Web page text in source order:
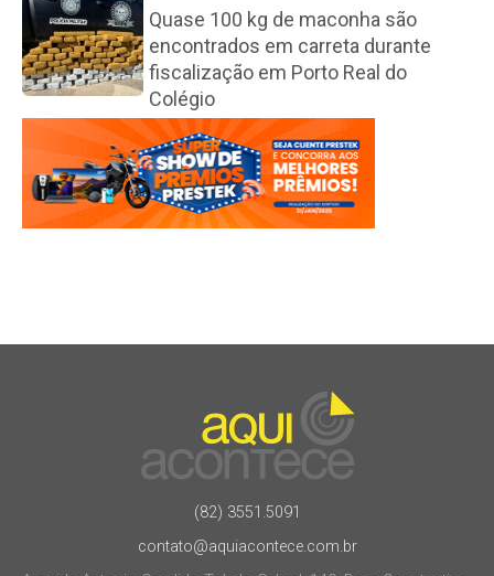
Quase 100 kg de maconha são
encontrados em carreta durante
fiscalização em Porto Real do
Colégio
(82) 3551.5091
contato@aquiacontece.com.br